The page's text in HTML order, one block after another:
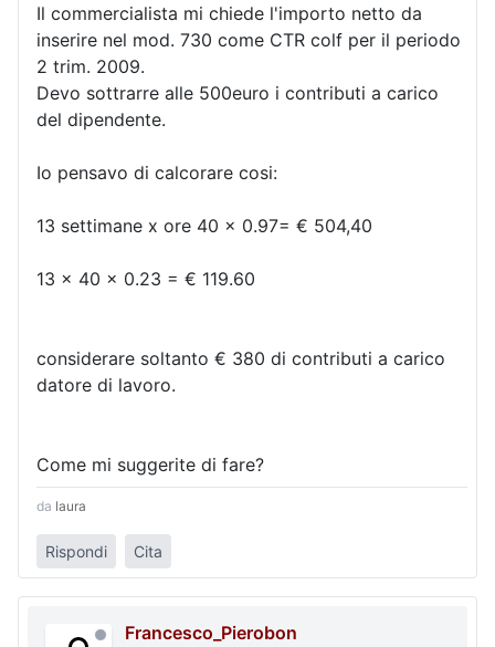
Il commercialista mi chiede l'importo netto da
inserire nel mod. 730 come CTR colf per il periodo
2 trim. 2009.
Devo sottrarre alle 500euro i contributi a carico
del dipendente.
Io pensavo di calcorare cosi:
13 settimane x ore 40 x 0.97= € 504,40
13 x 40 x 0.23 = € 119.60
considerare soltanto € 380 di contributi a carico
datore di lavoro.
Come mi suggerite di fare?
da laura
Rispondi Cita
Francesco_Pierobon